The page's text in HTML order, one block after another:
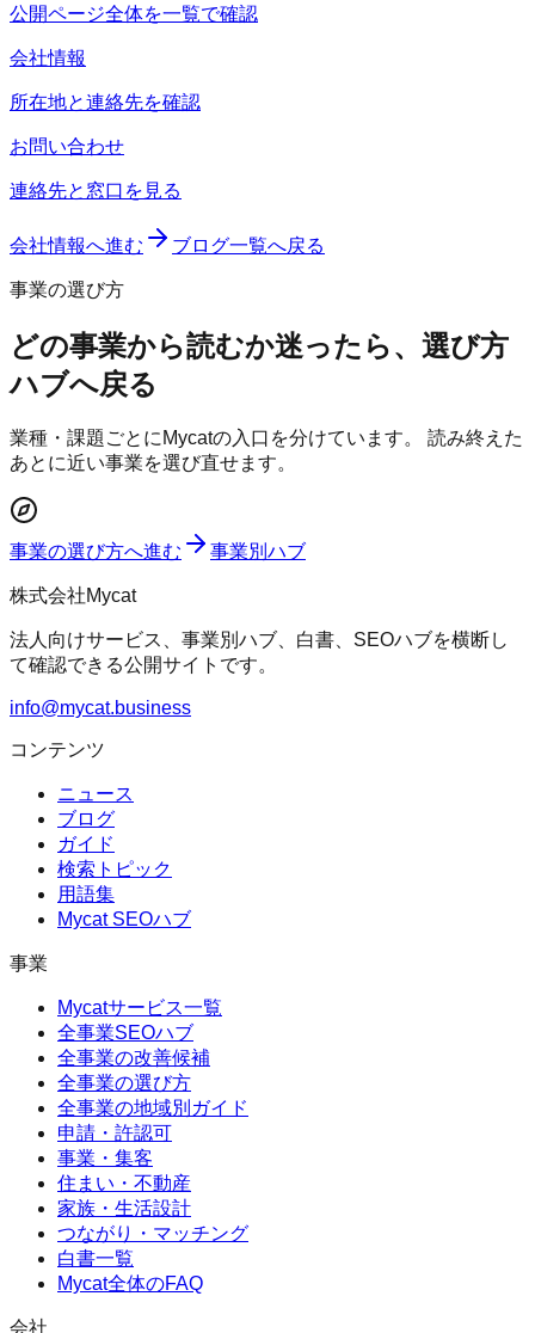
公開ページ全体を一覧で確認
会社情報
所在地と連絡先を確認
お問い合わせ
連絡先と窓口を見る
会社情報へ進む ブログ一覧へ戻る
事業の選び方
どの事業から読むか迷ったら、選び方
ハブへ戻る
業種・課題ごとにMycatの入口を分けています。 読み終えた
あとに近い事業を選び直せます。
事業の選び方へ進む 事業別ハブ
株式会社Mycat
法人向けサービス、事業別ハブ、白書、SEOハブを横断し
て確認できる公開サイトです。
info@mycat.business
コンテンツ
ニュース
ブログ
ガイド
検索トピック
用語集
Mycat SEOハブ
事業
Mycatサービス一覧
全事業SEOハブ
全事業の改善候補
全事業の選び方
全事業の地域別ガイド
申請・許認可
事業・集客
住まい・不動産
家族・生活設計
つながり・マッチング
白書一覧
Mycat全体のFAQ
会社